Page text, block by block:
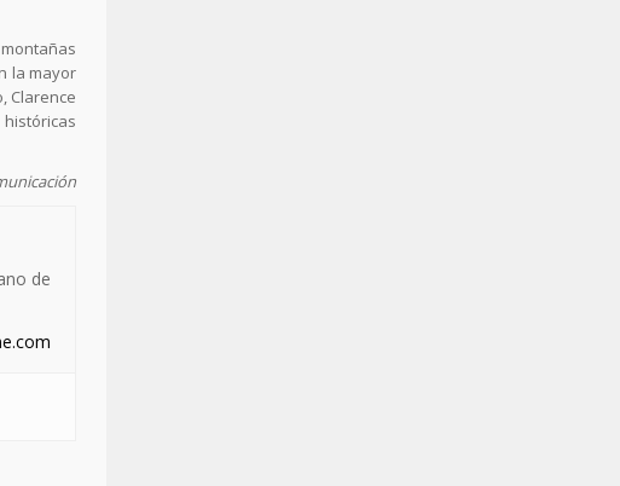
la mayor
Clarence
de